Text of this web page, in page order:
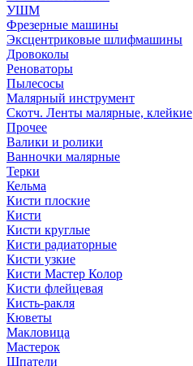
УШМ
Фрезерные машины
Эксцентриковые шлифмашины
Дровоколы
Реноваторы
Пылесосы
Малярный инструмент
Скотч. Ленты малярные, клейкие
Прочее
Валики и ролики
Ванночки малярные
Терки
Кельма
Кисти плоские
Кисти
Кисти круглые
Кисти радиаторные
Кисти узкие
Кисти Мастер Колор
Кисти флейцевая
Кисть-ракля
Кюветы
Макловица
Мастерок
Шпатели